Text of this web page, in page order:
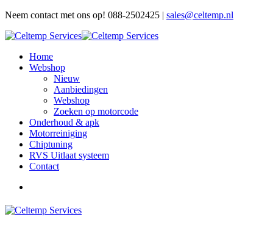
Neem contact met ons op! 088-2502425 | sales@celtemp.nl
Home
Webshop
Nieuw
Aanbiedingen
Webshop
Zoeken op motorcode
Onderhoud & apk
Motorreiniging
Chiptuning
RVS Uitlaat systeem
Contact